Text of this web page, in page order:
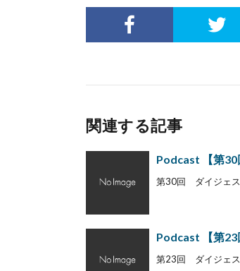
関連する記事
Podcast 【第
第30回 ダイジェ
Podcast 【第
第23回 ダイジェ